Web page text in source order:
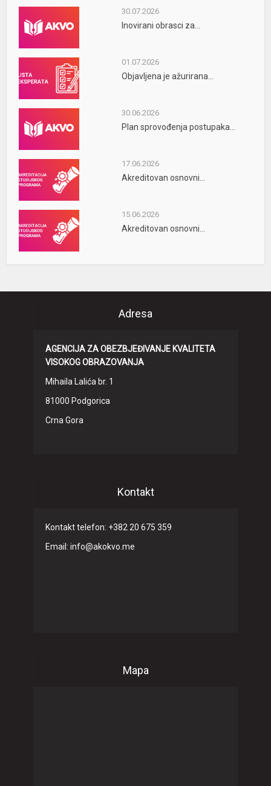
30.07.2026
Inovirani obrasci za...
01.07.2026
Objavljena je ažurirana...
30.06.2026
Plan sprovođenja postupaka...
17.06.2026
Akreditovan osnovni...
15.06.2026
Akreditovan osnovni...
Adresa
AGENCIJA ZA OBEZBJEĐIVANJE KVALITETA
VISOKOG OBRAZOVANJA
Mihaila Lalića br. 1
81000 Podgorica
Crna Gora
Kontakt
Kontakt telefon: +382 20 675 359
Email: info@akokvo.me
Mapa